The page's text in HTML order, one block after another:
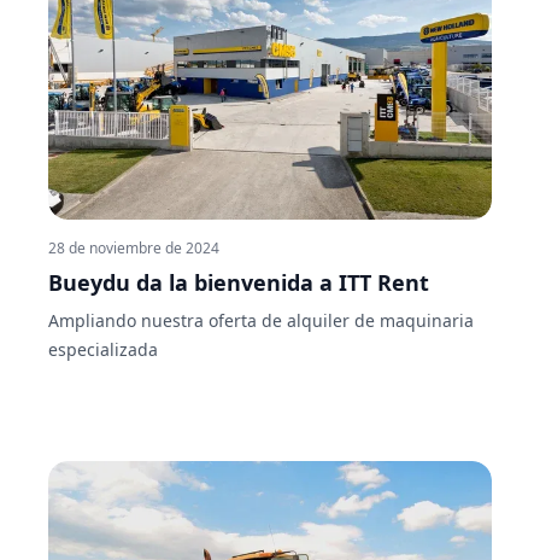
marcando la diferencia en el sector.
28 de noviembre de 2024
Bueydu da la bienvenida a ITT Rent
Ampliando nuestra oferta de alquiler de maquinaria
especializada